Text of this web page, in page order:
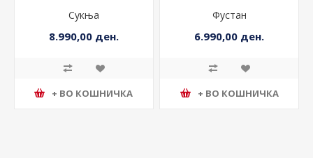
Сукња
8.990,00 ден.
+ ВО КОШНИЧКА
Фустан
6.990,00 ден.
+ ВО КОШНИЧКА